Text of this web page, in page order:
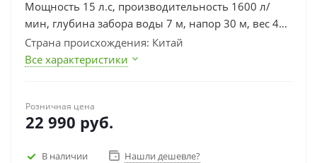
Мощность 15 л.с, производительность 1600 л/
мин, глубина забора воды 7 м, напор 30 м, вес 47
кг.
Страна происхождения: Китай
Все характеристики
Розничная цена
22 990 руб.
В наличии Нашли дешевле?